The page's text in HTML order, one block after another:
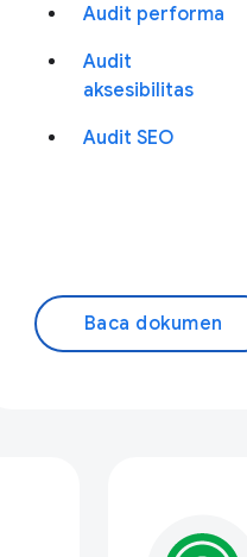
Audit performa
Audit
aksesibilitas
Audit SEO
Baca dokumen